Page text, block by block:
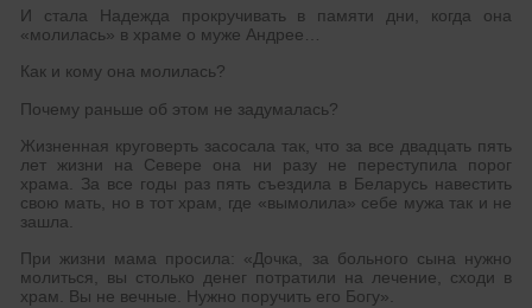
И стала Надежда прокручивать в памяти дни, когда она
«молилась» в храме о муже Андрее…
Как и кому она молилась?
Почему раньше об этом не задумалась?
Жизненная круговерть засосала так, что за все двадцать пять
лет жизни на Севере она ни разу не переступила порог
храма. За все годы раз пять съездила в Беларусь навестить
свою мать, но в тот храм, где «вымолила» себе мужа так и не
зашла.
При жизни мама просила: «Дочка, за больного сына нужно
молиться, вы столько денег потратили на лечение, сходи в
храм. Вы не вечные. Нужно поручить его Богу».